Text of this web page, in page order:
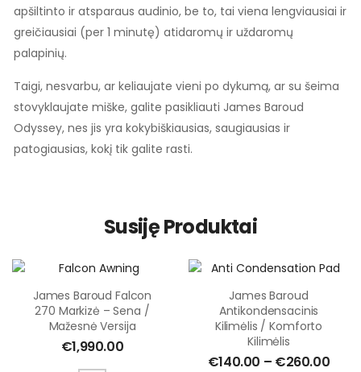
apšiltinto ir atsparaus audinio, be to, tai viena lengviausiai ir
greičiausiai (per 1 minutę) atidaromų ir uždaromų
palapinių.
Taigi, nesvarbu, ar keliaujate vieni po dykumą, ar su šeima
stovyklaujate miške, galite pasikliauti James Baroud
Odyssey, nes jis yra kokybiškiausias, saugiausias ir
patogiausias, kokį tik galite rasti.
Susiję Produktai
James Baroud Falcon
270 Markizė – Sena /
Mažesnė Versija
€1,990.00
James Baroud
Antikondensacinis
Kilimėlis / Komforto
Kilimėlis
€140.00 – €260.00